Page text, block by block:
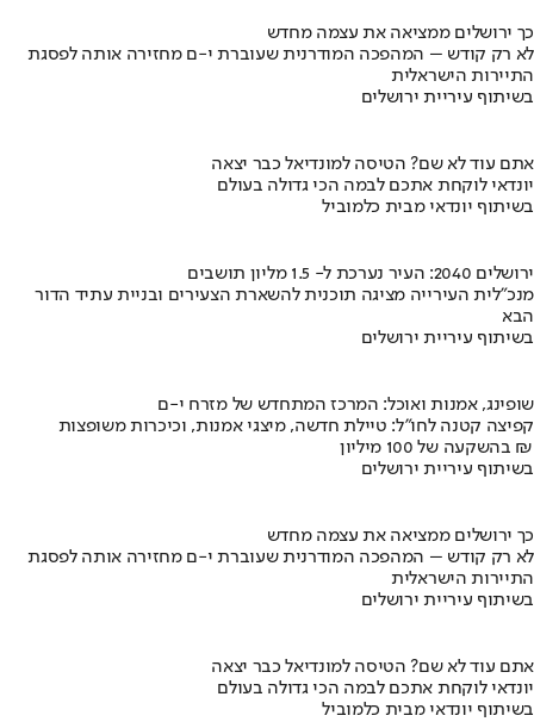
כך ירושלים ממציאה את עצמה מחדש
לא רק קודש – המהפכה המודרנית שעוברת י-ם מחזירה אותה לפסגת
התיירות הישראלית
בשיתוף עיריית ירושלים
אתם עוד לא שם? הטיסה למונדיאל כבר יצאה
יונדאי לוקחת אתכם לבמה הכי גדולה בעולם
בשיתוף יונדאי מבית כלמוביל
ירושלים 2040: העיר נערכת ל- 1.5 מליון תושבים
מנכ"לית העירייה מציגה תוכנית להשארת הצעירים ובניית עתיד הדור
הבא
בשיתוף עיריית ירושלים
שופינג, אמנות ואוכל: המרכז המתחדש של מזרח י-ם
קפיצה קטנה לחו"ל: טיילת חדשה, מיצגי אמנות, וכיכרות משופצות
בהשקעה של 100 מיליון ₪
בשיתוף עיריית ירושלים
כך ירושלים ממציאה את עצמה מחדש
לא רק קודש – המהפכה המודרנית שעוברת י-ם מחזירה אותה לפסגת
התיירות הישראלית
בשיתוף עיריית ירושלים
אתם עוד לא שם? הטיסה למונדיאל כבר יצאה
יונדאי לוקחת אתכם לבמה הכי גדולה בעולם
בשיתוף יונדאי מבית כלמוביל